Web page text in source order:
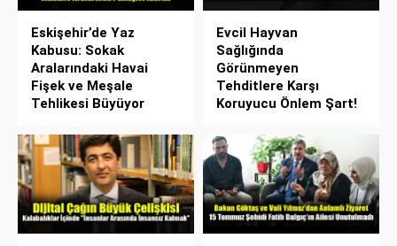
Eskişehir’de Yaz
Kabusu: Sokak
Aralarındaki Havai
Fişek ve Meşale
Tehlikesi Büyüyor
Evcil Hayvan
Sağlığında
Görünmeyen
Tehditlere Karşı
Koruyucu Önlem Şart!